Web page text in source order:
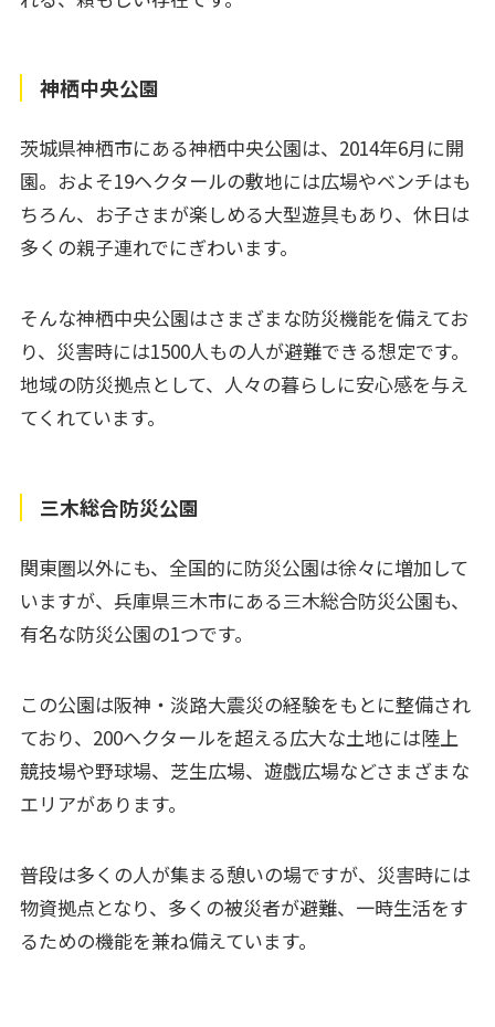
神栖中央公園
茨城県神栖市にある神栖中央公園は、2014年6月に開
園。およそ19ヘクタールの敷地には広場やベンチはも
ちろん、お子さまが楽しめる大型遊具もあり、休日は
多くの親子連れでにぎわいます。
そんな神栖中央公園はさまざまな防災機能を備えてお
り、災害時には1500人もの人が避難できる想定です。
地域の防災拠点として、人々の暮らしに安心感を与え
てくれています。
三木総合防災公園
関東圏以外にも、全国的に防災公園は徐々に増加して
いますが、兵庫県三木市にある三木総合防災公園も、
有名な防災公園の1つです。
この公園は阪神・淡路大震災の経験をもとに整備され
ており、200ヘクタールを超える広大な土地には陸上
競技場や野球場、芝生広場、遊戯広場などさまざまな
エリアがあります。
普段は多くの人が集まる憩いの場ですが、災害時には
物資拠点となり、多くの被災者が避難、一時生活をす
るための機能を兼ね備えています。